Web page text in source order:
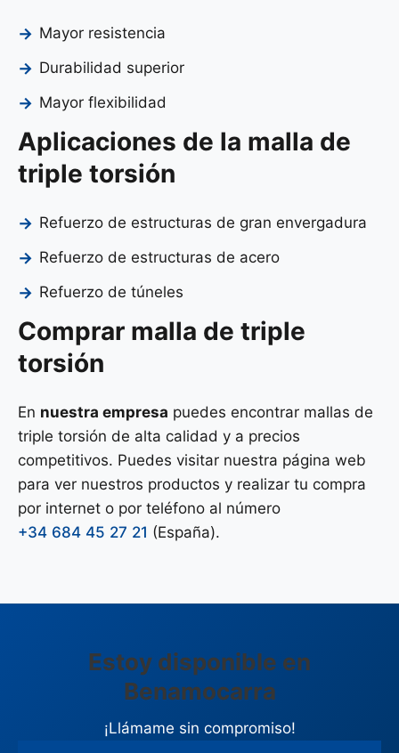
Mayor resistencia
Durabilidad superior
Mayor flexibilidad
Aplicaciones de la malla de
triple torsión
Refuerzo de estructuras de gran envergadura
Refuerzo de estructuras de acero
Refuerzo de túneles
Comprar malla de triple
torsión
En nuestra empresa puedes encontrar mallas de
triple torsión de alta calidad y a precios
competitivos. Puedes visitar nuestra página web
para ver nuestros productos y realizar tu compra
por internet o por teléfono al número
+34 684 45 27 21 (España).
Estoy disponible en
Benamocarra
¡Llámame sin compromiso!